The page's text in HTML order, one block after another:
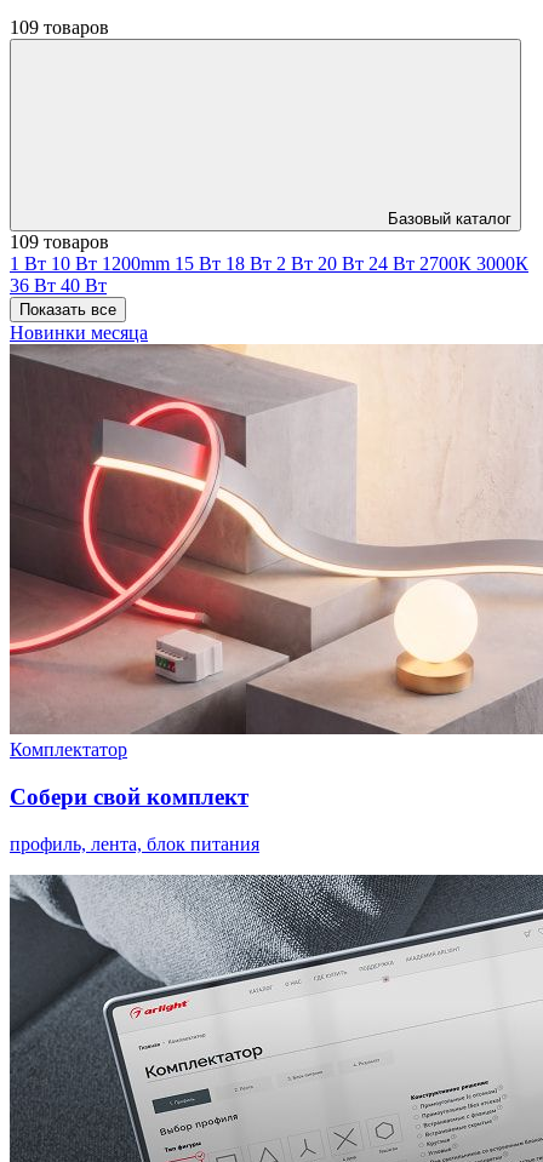
109 товаров
Базовый каталог
109 товаров
1 Вт 10 Вт 1200mm 15 Вт 18 Вт 2 Вт 20 Вт 24 Вт 2700К 3000К
36 Вт 40 Вт
Показать все
Новинки месяца
Комплектатор
Собери свой комплект
профиль, лента, блок питания